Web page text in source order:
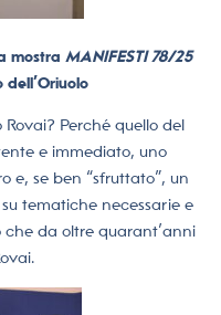
mostra MANIFESTI 78/25
dell’Oriuolo
Perché quello del
e immediato, uno
e, se ben “sfruttato”, un
tematiche necessarie e
che da oltre quarant’anni